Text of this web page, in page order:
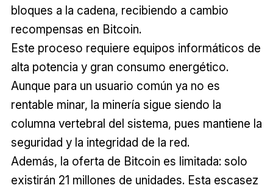
bloques a la cadena, recibiendo a cambio
recompensas en Bitcoin.
Este proceso requiere equipos informáticos de
alta potencia y gran consumo energético.
Aunque para un usuario común ya no es
rentable minar, la minería sigue siendo la
columna vertebral del sistema, pues mantiene la
seguridad y la integridad de la red.
Además, la oferta de Bitcoin es limitada: solo
existirán 21 millones de unidades. Esta escasez